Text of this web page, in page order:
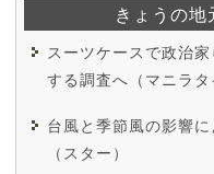
きょうの地
スーツケースで政治
する調査へ（マニラタ
台風と季節風の影響
（スター）